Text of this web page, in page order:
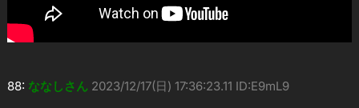
88: ななしさん 2023/12/17(日) 17:36:23.11 ID:E9mL9